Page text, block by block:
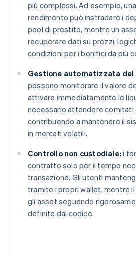
più complessi. Ad esempio,
rendimento può instradare i
pool di prestito, mentre un
recuperare dati su prezzi,
condizioni per i bonifici da più
Gestione automatizzata del
possono monitorare il valore
attivare immediatamente le
necessario attendere comitati
contribuendo a mantenere il
in mercati volatili.
Controllo non custodiale: i
contratto solo per il tempo
transazione. Gli utenti
tramite i propri wallet, mentre
gli asset seguendo
definite dal codice.